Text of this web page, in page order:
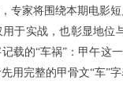
专家将围绕本期电影
于实战，也彰显地
载的“车祸”：甲午这
用完整的甲骨文“车”